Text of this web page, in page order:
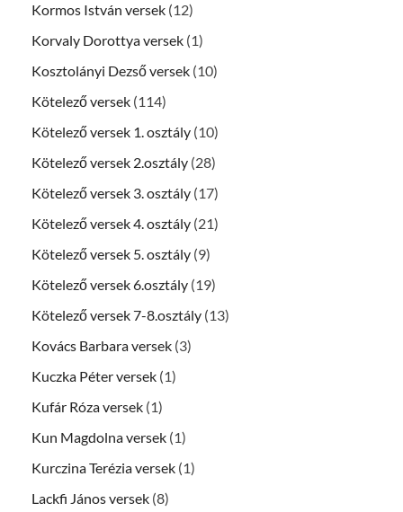
Kormos István versek (12)
Korvaly Dorottya versek (1)
Kosztolányi Dezső versek (10)
Kötelező versek (114)
Kötelező versek 1. osztály (10)
Kötelező versek 2.osztály (28)
Kötelező versek 3. osztály (17)
Kötelező versek 4. osztály (21)
Kötelező versek 5. osztály (9)
Kötelező versek 6.osztály (19)
Kötelező versek 7-8.osztály (13)
Kovács Barbara versek (3)
Kuczka Péter versek (1)
Kufár Róza versek (1)
Kun Magdolna versek (1)
Kurczina Terézia versek (1)
Lackfi János versek (8)